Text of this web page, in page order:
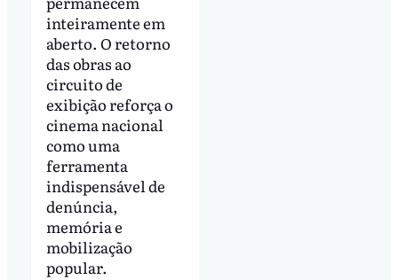
inteiramente em
aberto. O retorno
das obras ao
circuito de
exibição reforça o
cinema nacional
como uma
ferramenta
indispensável de
denúncia,
memória e
mobilização
popular.